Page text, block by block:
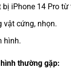
iPhone 14 Pro từ
vật cứng, nhọn.
hình.
thường gặp: